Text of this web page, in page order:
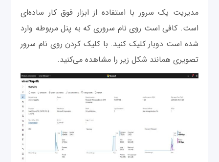
مدیریت یک سرور با استفاده از ابزار فوق کار ساده‌ای
است. کافی است روی نام سروری که به پنل مربوطه وارد
شده است دوبار کلیک کنید. با کلیک کردن روی نام سرور
تصویری همانند شکل زیر را مشاهده می‌کنید.